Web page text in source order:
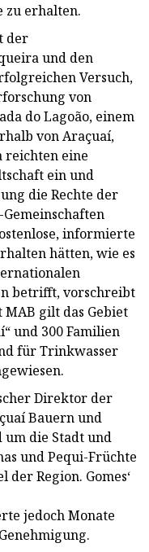
zu erhalten.
der
und den
Versuch,
von
do Lagoão, einem
von Araçuaí,
reichten eine
ein und
die Rechte der
informierte
hätten, wie es
betrifft, vorschreibt
gilt das Gebiet
und 300 Familien
für Trinkwasser
Direktor der
Bauern und
die Stadt und
und Pequi-Früchte
Region. Gomes‘
jedoch Monate